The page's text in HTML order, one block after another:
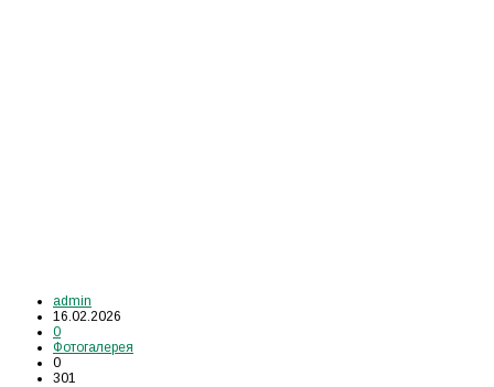
admin
16.02.2026
0
Фотогалерея
0
301